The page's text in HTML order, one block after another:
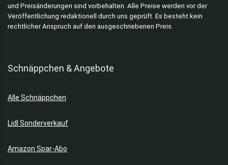
Fahrradschloss
Fahrradzubehör
Fritteusen
Garten & Baumarkt
Gartenmöbel
Gesichtspflege
und Preisänderungen sind vorbehalten. Alle Preise werden vor der
Veröffentlichung redaktionell durch uns geprüft. Es besteht kein
rechtlicher Anspruch auf den ausgeschriebenen Preis.
Schnäppchen & Angebote
Alle Schnäppchen
Lidl Sonderverkauf
Amazon Spar-Abo